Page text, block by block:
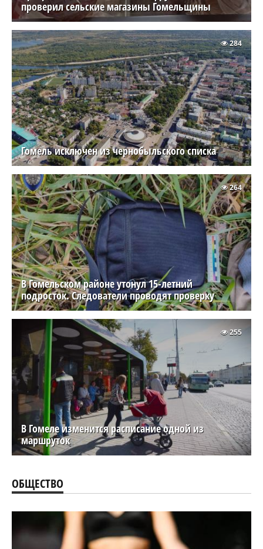
проверил сельские магазины Гомельщины
Гомель исключен из чернобыльского списка
284
В Гомельском районе утонул 15-летний
подросток. Следователи проводят проверку
264
В Гомеле изменится расписание одной из
маршруток
255
ОБЩЕСТВО